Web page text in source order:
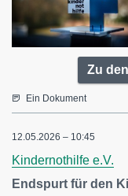
Zu
Ein Dokument
12.05.2026 – 10:45
Kindernothilfe e.V.
Endspurt für den